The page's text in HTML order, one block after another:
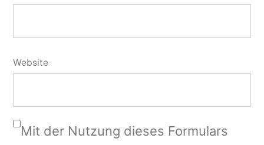
Website
Mit der Nutzung dieses Formulars